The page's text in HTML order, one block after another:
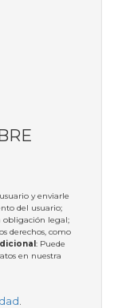
y enviarle
del usuario;
obligación legal;
derechos, como
: Puede
en nuestra